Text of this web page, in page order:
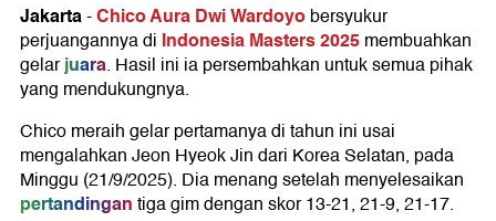
Jakarta-Chico Aura Dwi Wardoyobersyukur
perjuangannya di Indonesia Masters 2025membuahkan
gelarjuara. Hasil ini ia persembahkan untuk semua pihak
yang mendukungnya.
Chico meraih gelar pertamanya di tahun ini usai
mengalahkan Jeon Hyeok Jin dari Korea Selatan, pada
Minggu (21/9/2025). Dia menang setelah menyelesaikan
pertandingantiga gim dengan skor 13-21, 21-9, 21-17.